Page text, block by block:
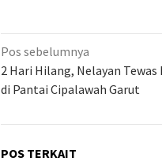
Navigasi
pos
Pos sebelumnya
2 Hari Hilang, Nelayan
di Pantai Cipalawah Garut
POS TERKAIT